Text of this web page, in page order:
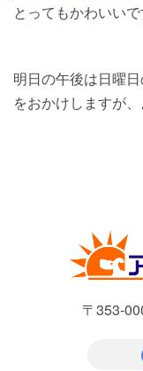
とってもかわいい
明日の午後は日曜
をおかけしますが
〒353-